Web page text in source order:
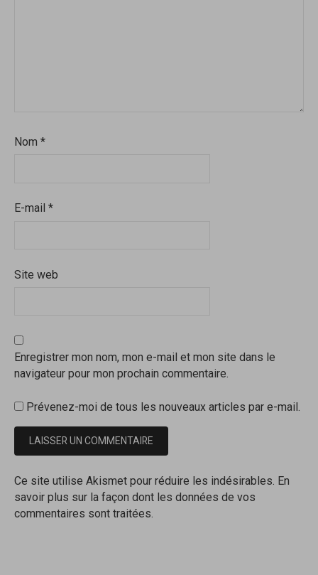
Nom *
E-mail *
Site web
Enregistrer mon nom, mon e-mail et mon site dans le
navigateur pour mon prochain commentaire.
Prévenez-moi de tous les nouveaux articles par e-mail.
Ce site utilise Akismet pour réduire les indésirables. En
savoir plus sur la façon dont les données de vos
commentaires sont traitées.